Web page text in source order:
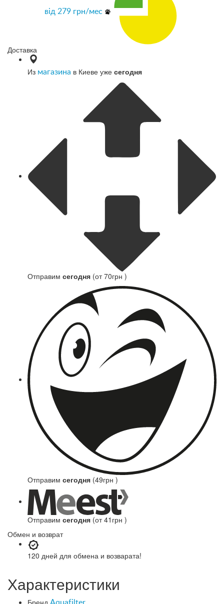
від 279 грн/мес
Доставка
Из магазина в Киеве уже сегодня
Отправим сегодня (от 70грн )
Отправим сегодня (49грн )
Отправим сегодня (от 41грн )
Обмен и возврат
120 дней для обмена и возварата!
Характеристики
Бренд Aquafilter